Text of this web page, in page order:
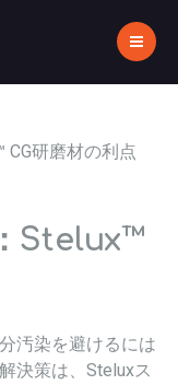
研磨材の利点
Stelux™
汚染を避けるには
決策は、Steluxス